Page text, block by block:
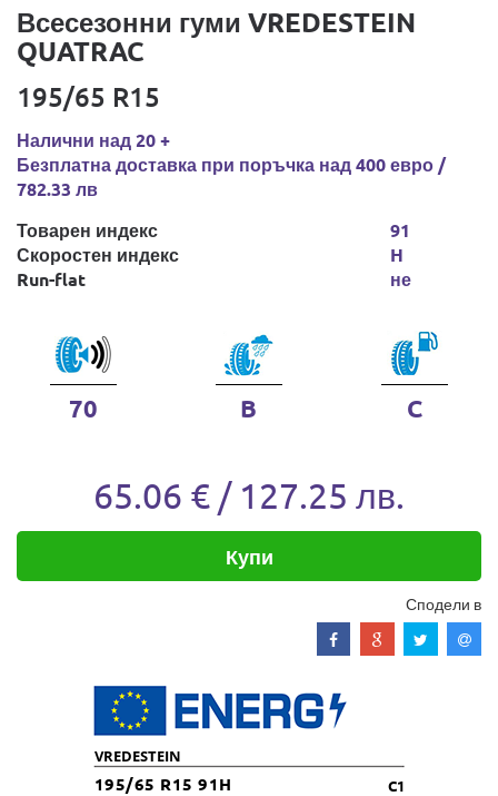
Всесезонни гуми VREDESTEIN
QUATRAC
195/65 R15
Налични над 20 +
Безплатна доставка при поръчка над 400 евро /
782.33 лв
Товарен индекс
Скоростен индекс
Run-flat
91
H
не
70 B C
65.06 € / 127.25 лв.
Купи
Сподели в
VREDESTEIN
195/65 R15 91H C1